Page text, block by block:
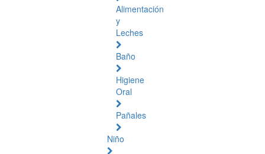
Alimentación
y
Leches
Baño
Higiene
Oral
Pañales
Niño